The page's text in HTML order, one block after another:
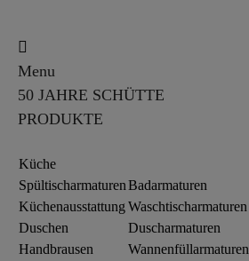
Menu
50 JAHRE SCHÜTTE
PRODUKTE
Küche
Spültischarmaturen
Küchenausstattung
Duschen
Handbrausen
Badarmaturen
Waschtischarmaturen
Duscharmaturen
Wannenfüllarmaturen